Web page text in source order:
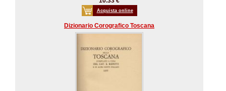
Acquista online
Dizionario Corografico Toscana